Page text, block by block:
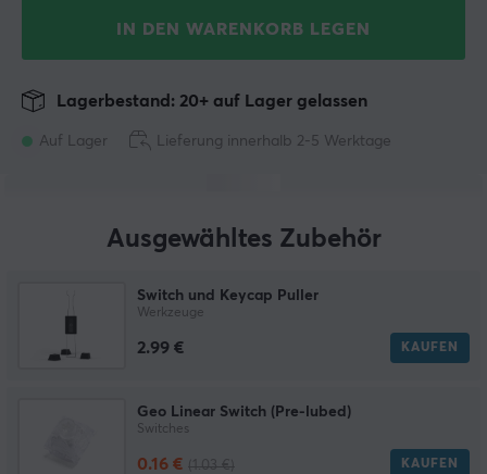
IN DEN WARENKORB LEGEN
Auf Lager
Lagerbestand: 20+ auf Lager gelassen
Lieferung innerhalb 2-5 Werktage
Ausgewähltes Zubehör
Switch und Keycap Puller
Werkzeuge
2.99 € KAUFEN
Geo Linear Switch (Pre-lubed)
Switches
0.16 € KAUFEN